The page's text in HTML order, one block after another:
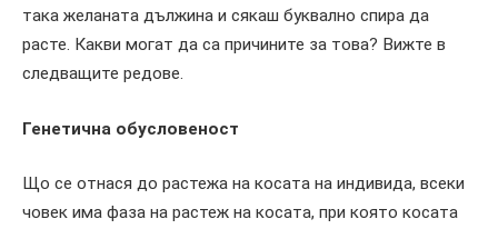
така желаната дължина и сякаш буквално спира да
расте. Какви могат да са причините за това? Вижте в
следващите редове.
Генетична обусловеност
Що се отнася до растежа на косата на индивида, всеки
човек има фаза на растеж на косата, при която косата